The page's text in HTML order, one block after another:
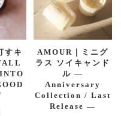
すキ
AMOUR｜ミニグ
ラス ソイキャンド
ル —
Anniversary
Collection / Last
Release —